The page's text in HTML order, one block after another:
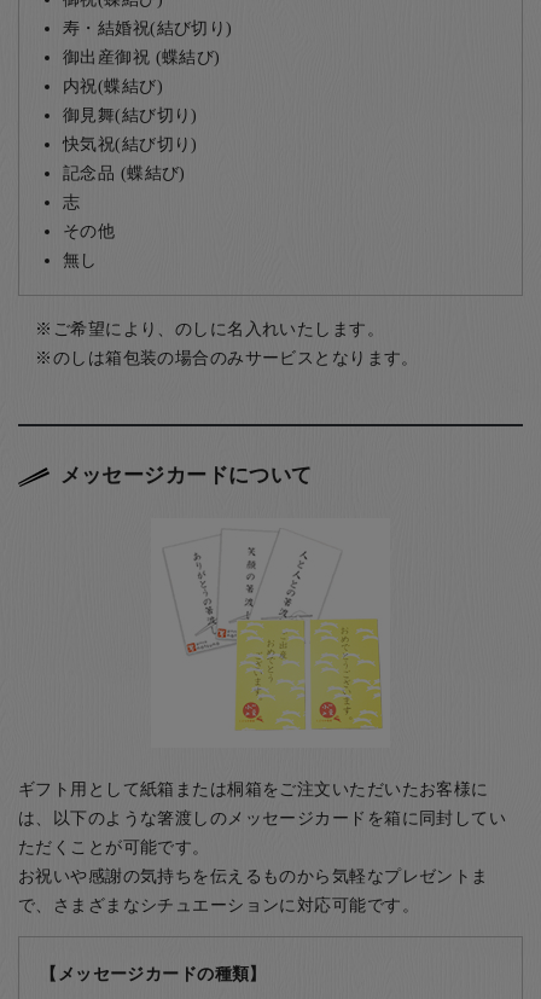
寿・結婚祝(結び切り)
御出産御祝 (蝶結び)
内祝(蝶結び)
御見舞(結び切り)
快気祝(結び切り)
記念品 (蝶結び)
志
その他
無し
ご希望により、のしに名入れいたします。
のしは箱包装の場合のみサービスとなります。
メッセージカードについて
ギフト用として紙箱または桐箱をご注文いただいたお客様に
は、以下のような箸渡しのメッセージカードを箱に同封してい
ただくことが可能です。
お祝いや感謝の気持ちを伝えるものから気軽なプレゼントま
で、さまざまなシチュエーションに対応可能です。
【メッセージカードの種類】